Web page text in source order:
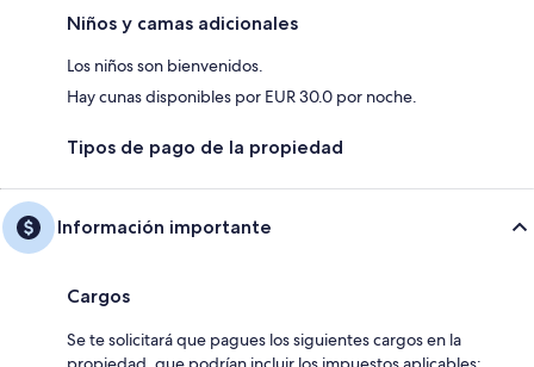
Niños y camas adicionales
Los niños son bienvenidos.
Hay cunas disponibles por EUR 30.0 por noche.
Tipos de pago de la propiedad
Información importante
Cargos
Se te solicitará que pagues los siguientes cargos en la